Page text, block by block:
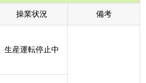
操業状況 備考
生産運転停止中